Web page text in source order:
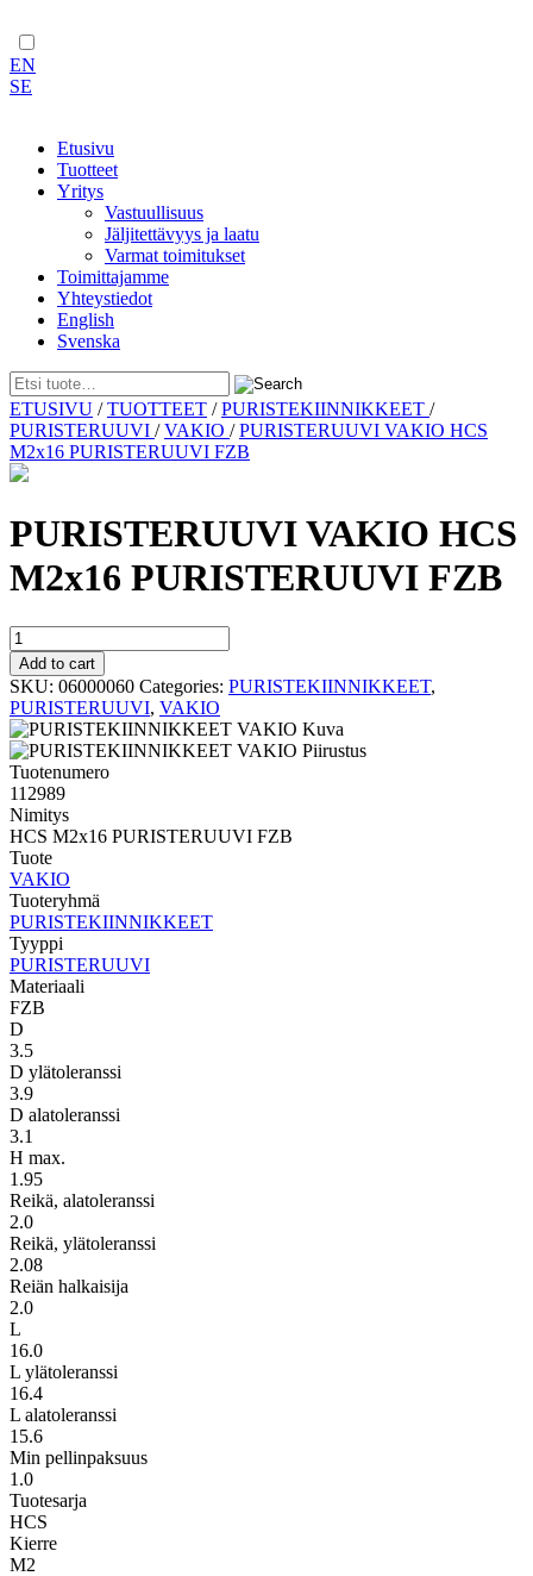
EN
SE
Etusivu
Tuotteet
Yritys
Vastuullisuus
Jäljitettävyys ja laatu
Varmat toimitukset
Toimittajamme
Yhteystiedot
English
Svenska
Skip
to
content
ETUSIVU /TUOTTEET /PURISTEKIINNIKKEET /
PURISTERUUVI /VAKIO /PURISTERUUVI VAKIO HCS
M2x16 PURISTERUUVI FZB
PURISTERUUVI VAKIO HCS
M2x16 PURISTERUUVI FZB
PURISTERUUVI
VAKIO
HCS
M2x16
PURISTERUUVI
FZB
quantity
Add to cart
SKU: 06000060 Categories: PURISTEKIINNIKKEET,
PURISTERUUVI, VAKIO
Tuotenumero
112989
Nimitys
HCS M2x16 PURISTERUUVI FZB
Tuote
VAKIO
Tuoteryhmä
PURISTEKIINNIKKEET
Tyyppi
PURISTERUUVI
Materiaali
FZB
D
3.5
D ylätoleranssi
3.9
D alatoleranssi
3.1
H max.
1.95
Reikä, alatoleranssi
2.0
Reikä, ylätoleranssi
2.08
Reiän halkaisija
2.0
L
16.0
L ylätoleranssi
16.4
L alatoleranssi
15.6
Min pellinpaksuus
1.0
Tuotesarja
HCS
Kierre
M2